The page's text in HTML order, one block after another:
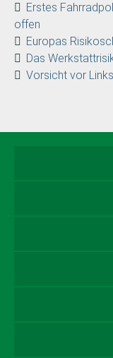
Erstes
offen
Europas
Das
Vorsicht vor